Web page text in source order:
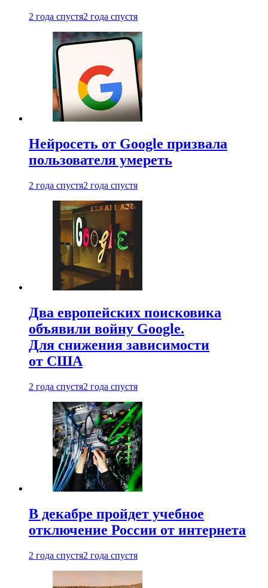
2 года спустя2 года спустя
Нейросеть от Google призвала
пользователя умереть
2 года спустя2 года спустя
Два европейских поисковика
объявили войну Google.
Для снижения зависимости
от США
2 года спустя2 года спустя
В декабре пройдет учебное
отключение России от интернета
2 года спустя2 года спустя